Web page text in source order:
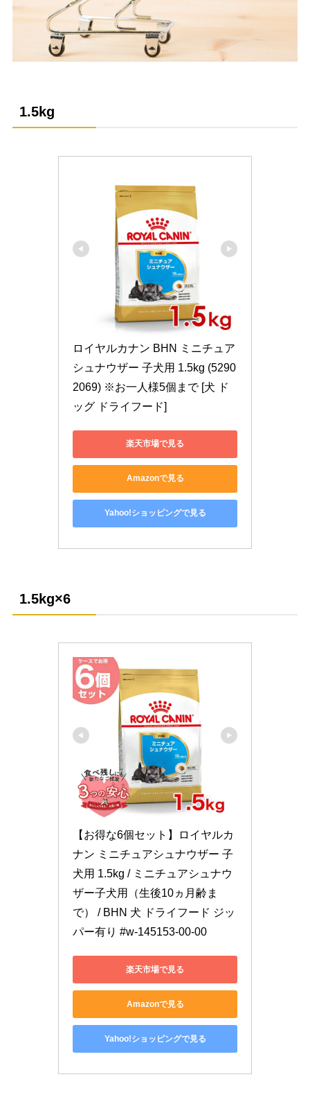
1.5kg
ロイヤルカナン BHN ミニチュア
シュナウザー 子犬用 1.5kg (5290
2069) ※お一人様5個まで [犬 ド
ッグ ドライフード]
楽天市場で見る
Amazonで見る
Yahoo!ショッピングで見る
1.5kg×6
【お得な6個セット】ロイヤルカ
ナン ミニチュアシュナウザー 子
犬用 1.5kg / ミニチュアシュナウ
ザー子犬用（生後10ヵ月齢ま
で） / BHN 犬 ドライフード ジッ
パー有り #w-145153-00-00
楽天市場で見る
Amazonで見る
Yahoo!ショッピングで見る